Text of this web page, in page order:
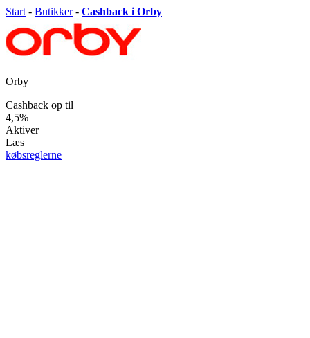
Start - Butikker - Cashback i Orby
Orby
Cashback op til
4,5%
Aktiver
Læs
købsreglerne